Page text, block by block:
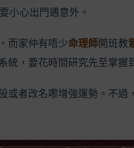
小心出門遇意外。
而家仲有唔少命理師開班教
統，要花時間研究先至掌握
或者改名嚟增強運勢。不過